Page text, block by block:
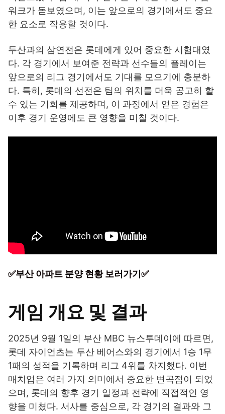
워크가 돋보였으며, 이는 앞으로의 경기에서도 중요
한 요소로 작용할 것이다.
두산과의 삼연전은 롯데에게 있어 중요한 시험대였
다. 각 경기에서 보여준 전략과 선수들의 플레이는
앞으로의 리그 경기에서도 기대를 모으기에 충분하
다. 특히, 롯데의 선전은 팀의 위치를 더욱 공고히 할
수 있는 기회를 제공하며, 이 과정에서 얻은 경험은
이후 경기 운영에도 큰 영향을 미칠 것이다.
✅부산 아파트 분양 현황 보러가기✅
게임 개요 및 결과
2025년 9월 1일의 부산 MBC 뉴스투데이에 따르면,
롯데 자이언츠는 두산 베어스와의 경기에서 1승 1무
1패의 성적을 기록하며 리그 4위를 차지했다. 이번
매치업은 여러 가지 의미에서 중요한 변곡점이 되었
으며, 롯데의 향후 경기 일정과 전략에 직접적인 영
향을 미쳤다. 서사를 중심으로, 각 경기의 결과와 그